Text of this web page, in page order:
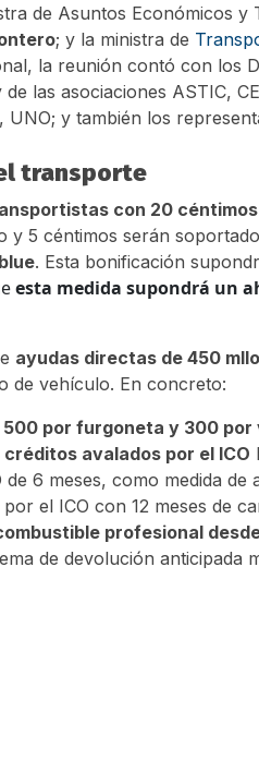
de Asuntos Económicos y
; y la ministra de
la reunión contó con los
las asociaciones ASTIC,
y también los
transporte
con 20
y 5 céntimos serán
. Esta bonificación
esta medida supondrá un
ayudas directas de 450
de vehículo. En concreto:
por furgoneta y 300
avalados por el ICO
6 meses, como medida de
el ICO con 12 meses de
profesional
de devolución anticipada